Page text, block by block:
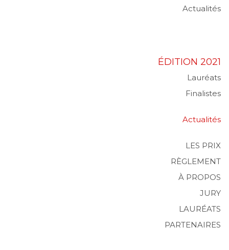
Actualités
ÉDITION 2021
Lauréats
Finalistes
Actualités
LES PRIX
RÈGLEMENT
À PROPOS
JURY
LAURÉATS
PARTENAIRES